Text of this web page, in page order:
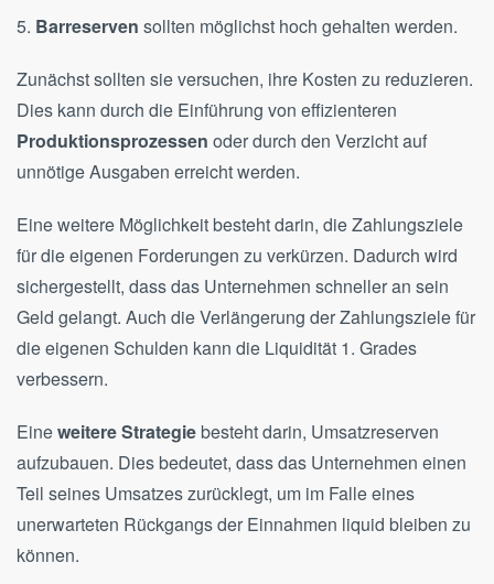
5. Barreserven sollten möglichst hoch gehalten werden.
Zunächst sollten sie versuchen, ihre Kosten zu reduzieren.
Dies kann durch die Einführung von effizienteren
Produktionsprozessen oder durch den Verzicht auf
unnötige Ausgaben erreicht werden.
Eine weitere Möglichkeit besteht darin, die Zahlungsziele
für die eigenen Forderungen zu verkürzen. Dadurch wird
sichergestellt, dass das Unternehmen schneller an sein
Geld gelangt. Auch die Verlängerung der Zahlungsziele für
die eigenen Schulden kann die Liquidität 1. Grades
verbessern.
Eineweitere Strategiebesteht darin, Umsatzreserven
aufzubauen. Dies bedeutet, dass das Unternehmen einen
Teil seines Umsatzes zurücklegt, um im Falle eines
unerwarteten Rückgangs der Einnahmen liquid bleiben zu
können.